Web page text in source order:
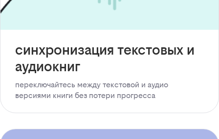
синхронизация текстовых и
аудиокниг
переключайтесь между текстовой и аудио
версиями книги без потери прогресса